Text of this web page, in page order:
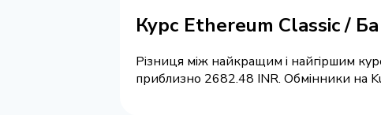
Курс Ethereum Classic /
Різниця між найкращим і найгіршим
приблизно 2682.48 INR. Обмінники на